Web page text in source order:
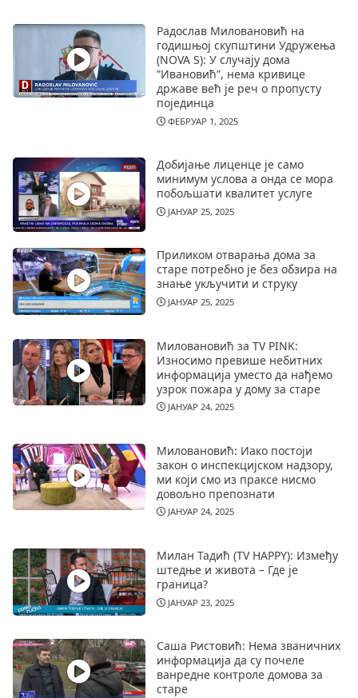
Радослав Миловановић на
годишњој скупштини Удружења
(NOVA S): У случају дома
”Ивановић”, нема кривице
државе већ је реч о пропусту
појединца
ФЕБРУАР 1, 2025
Добијање лиценце је само
минимум услова а онда се мора
побољшати квалитет услуге
ЈАНУАР 25, 2025
Приликом отварања дома за
старе потребно је без обзира на
знање укључити и струку
ЈАНУАР 25, 2025
Миловановић за TV PINK:
Износимо превише небитних
информација уместо да нађемо
узрок пожара у дому за старе
ЈАНУАР 24, 2025
Миловановић: Иако постоји
закон о инспекцијском надзору,
ми који смо из праксе нисмо
довољно препознати
ЈАНУАР 24, 2025
Милан Тадић (TV HAPPY): Између
штедње и живота – Где је
граница?
ЈАНУАР 23, 2025
Саша Ристовић: Нема званичних
информација да су почеле
ванредне контроле домова за
старе